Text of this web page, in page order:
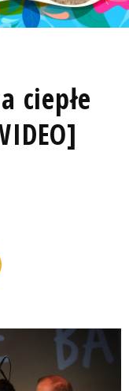
ciepłe